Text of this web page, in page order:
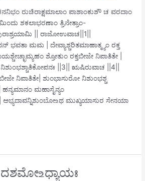
ರುಚಿರಾಕ್ಷಮಾಲಾಂ ಪಾಶಾಂಕುಶೌ ಚ ವರದಾಂ
ಶಕಲಾಭರಣಾಂ ತ್ರಿನೇತ್ರಾಂ-
|| ರಾಜೋಉವಾಚ||1||
ಭವತಾ ಮಮ | ದೇವ್ಯಾಶ್ಚರಿತಮಾಹಾತ್ಮ್ಯಂ ರಕ್ತ
ಶ್ರೋತುಂ ರಕ್ತಬೀಜೇ ನಿಪಾತಿತೇ |
||3|| ಋಷಿರುವಾಚ ||4||
ನಿಪಾತಿತೇ| ಶುಂಭಾಸುರೋ ನಿಶುಂಭಶ್ಚ
ಹನ್ಯಮಾನಂ ಮಹಾಸೈನ್ಯಂ
ಮುಖ್ಯಯಾಸುರ ಸೇನಯಾ
ದಶಮೋ ‌உಧ್ಯಾಯಃ